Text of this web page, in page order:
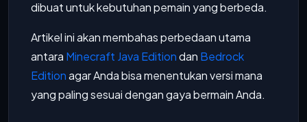
dibuat untuk kebutuhan pemain yang berbeda.
Artikel ini akan membahas perbedaan utama
antara Minecraft Java Editiondan Bedrock
Editionagar Anda bisa menentukan versi mana
yang paling sesuai dengan gaya bermain Anda.